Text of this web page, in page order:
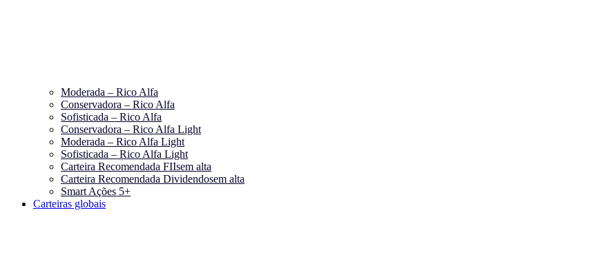
Moderada – Rico Alfa
Conservadora – Rico Alfa
Sofisticada – Rico Alfa
Conservadora – Rico Alfa Light
Moderada – Rico Alfa Light
Sofisticada – Rico Alfa Light
Carteira Recomendada FIIsem alta
Carteira Recomendada Dividendosem alta
Smart Ações 5+
Carteiras globais